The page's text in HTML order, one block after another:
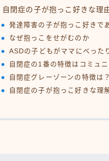
自閉症の子が抱っこ好きな理
発達障害の子が抱っこ好きで
なぜ抱っこをせがむのか
ASDの子どもがママにべった
自閉症の1番の特徴はコミュ
自閉症グレーゾーンの特徴は？
自閉症の子が抱っこ好きな理